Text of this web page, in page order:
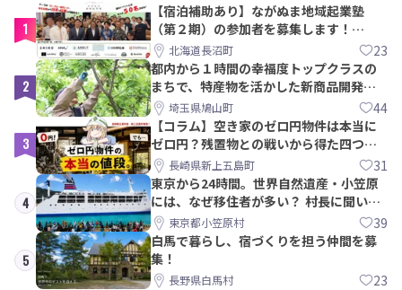
1
【宿泊補助あり】ながぬま地域起業塾
（第２期）の参加者を募集します！
【8/21〆】
北海道長沼町 23
2
都内から１時間の幸福度トップクラスの
まちで、特産物を活かした新商品開発＆
PRメンバー募集！
埼玉県鳩山町 44
3
【コラム】空き家のゼロ円物件は本当に
ゼロ円？残置物との戦いから得た四つの
教訓｜新上五島町
長崎県新上五島町 31
4
東京から24時間。世界自然遺産・小笠原
には、なぜ移住者が多い？ 村長に聞いて
みた東京都小笠原村 39
5
白馬で暮らし、宿づくりを担う仲間を募
集！
長野県白馬村 23